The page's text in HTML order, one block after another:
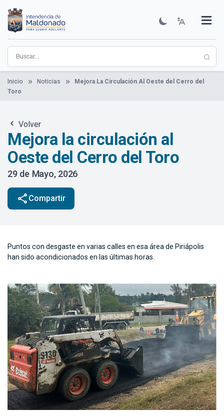
contenido
principal
Institucional
Municipios
Descubre Maldonado
Comunicación
Servicios
Guía De Trámites
Ver Noticias
Inicio Noticias
Mejora La Circulación Al Oeste del Cerro del
Toro
Volver
Mejora la circulación al
Oeste del Cerro del Toro
29 de Mayo, 2026
share Compartir
Puntos con desgaste en varias calles en esa área de Piriápolis
han sido acondicionados en las últimas horas.